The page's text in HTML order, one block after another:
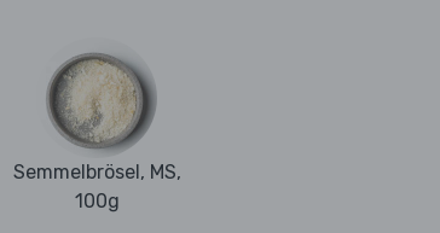
Semmelbrösel, MS,
100g